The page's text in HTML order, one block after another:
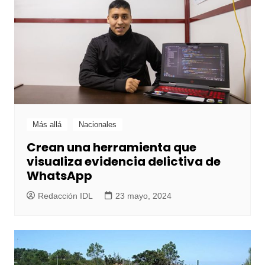
Más allá Nacionales
Crean una herramienta que
visualiza evidencia delictiva de
WhatsApp
Redacción IDL 23 mayo, 2024